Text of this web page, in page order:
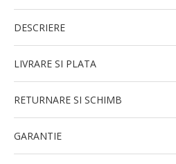
DESCRIERE
LIVRARE SI PLATA
RETURNARE SI SCHIMB
GARANTIE